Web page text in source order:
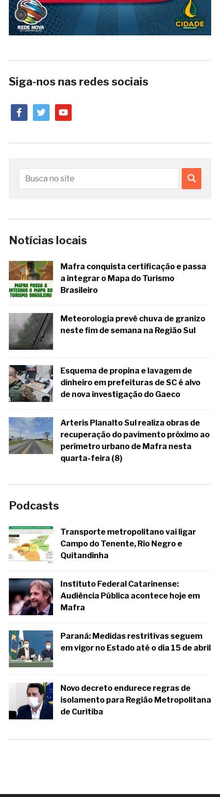
Siga-nos nas redes sociais
facebooktwitteryoutube
Notícias locais
Mafra conquista certificação e passa
a integrar o Mapa do Turismo
Brasileiro
Meteorologia prevê chuva de granizo
neste fim de semana na Região Sul
Esquema de propina e lavagem de
dinheiro em prefeituras de SC é alvo
de nova investigação do Gaeco
Arteris Planalto Sul realiza obras de
recuperação do pavimento próximo ao
perímetro urbano de Mafra nesta
quarta-feira (8)
Podcasts
Transporte metropolitano vai ligar
Campo do Tenente, Rio Negro e
Quitandinha
Instituto Federal Catarinense:
Audiência Pública acontece hoje em
Mafra
Paraná: Medidas restritivas seguem
em vigor no Estado até o dia 15 de abril
Novo decreto endurece regras de
isolamento para Região Metropolitana
de Curitiba